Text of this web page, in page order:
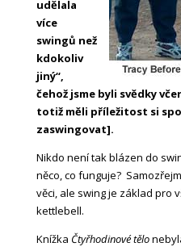
udělala
více
swingů než
kdokoliv
jiný“,
čehož jsme byli svědky
totiž měli příležitost si
zaswingovat].
Nikdo není tak blázen do
něco, co funguje?
věci, ale swing je základ pro
kettlebell.
Knížka Čtyřhodinové tělo